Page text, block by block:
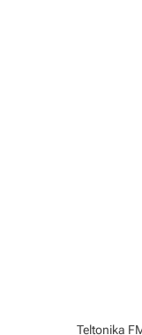
Teltonika